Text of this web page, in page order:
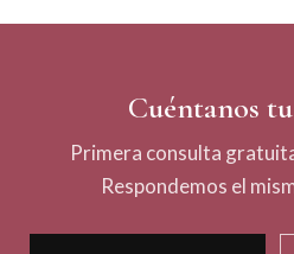
Cuéntanos
Primera consulta
Respondemos el